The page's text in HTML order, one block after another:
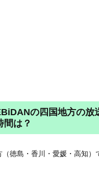
の四国地方の放
間は？
徳島・香川・愛媛・高知）